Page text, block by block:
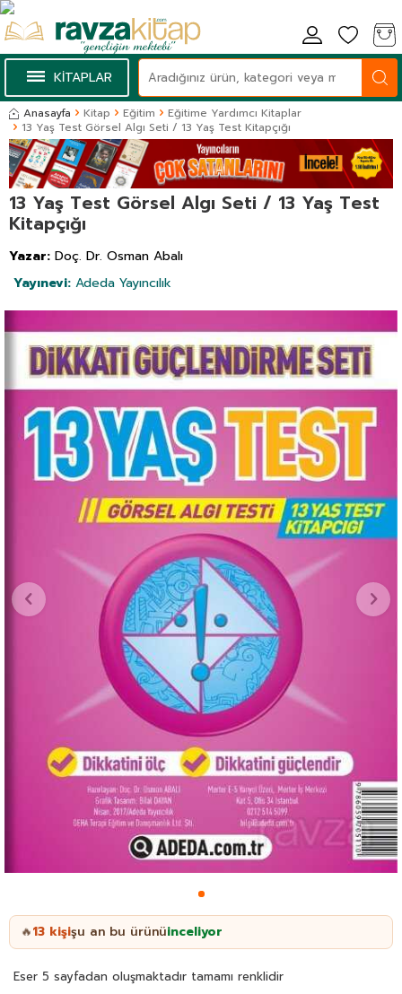
KİTAPLAR
Anasayfa Kitap Eğitim
Eğitime Yardımcı Kitaplar
13 Yaş Test Görsel Algı Seti / 13 Yaş Test Kitapçığı
13 Yaş Test Görsel Algı Seti / 13 Yaş Test
Kitapçığı
Yazar: Doç. Dr. Osman Abalı
Yayınevi: Adeda Yayıncılık
🔥13 kişişu an bu ürünüinceliyor
Eser 5 sayfadan oluşmaktadır tamamı renklidir